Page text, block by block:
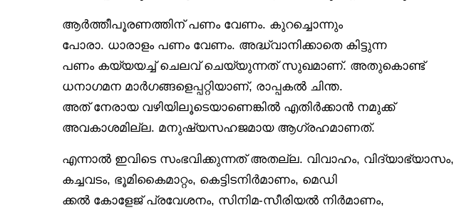
ആർത്തീപൂരണത്തിന് പണം വേണം. കുറച്ചൊന്നും
പോരാ. ധാരാളം പണം വേണം. അദ്ധ്വാനിക്കാതെ കിട്ടുന്ന
പണം കയ്യയച്ച് ചെലവ് ചെയ്യുന്നത് സുഖമാണ്. അതുകൊണ്ട്
ധനാഗമന മാർഗങ്ങളെപ്പറ്റിയാണ്, രാപ്പകൽ ചിന്ത.
അത് നേരായ വഴിയിലൂടെയാണെങ്കിൽ എതിർക്കാൻ നമുക്ക്
അവകാശമില്ല. മനുഷ്യസഹജമായ ആഗ്രഹമാണത്.
എന്നാൽ ഇവിടെ സംഭവിക്കുന്നത് അതല്ല. വിവാഹം, വിദ്യാഭ്യാസം,
കച്ചവടം, ഭൂമികൈമാറ്റം, കെട്ടിടനിർമാണം, മെഡി
ക്കൽ കോളേജ് പ്രവേശനം, സിനിമ-സീരിയൽ നിർമാണം,